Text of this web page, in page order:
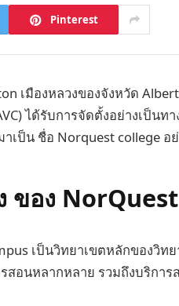
Pinterest
เมืองหลวงของจังหวัด
ได้รับการจัดตั้งอย่างเป็นท
เป็น ชื่อ Norquest college อ
ของ
เป็นวิทยาเขตหลักของวิท
สอนหลากหลาย รวมถึงบริกา